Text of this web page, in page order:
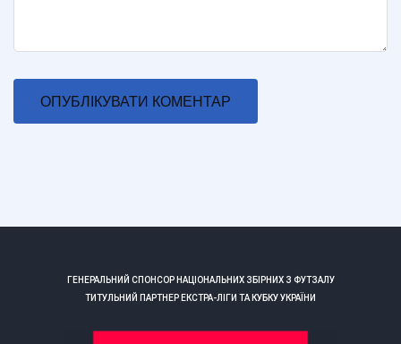
ГЕНЕРАЛЬНИЙ СПОНСОР НАЦІОНАЛЬНИХ ЗБІРНИХ З ФУТЗАЛУ
ТИТУЛЬНИЙ ПАРТНЕР ЕКСТРА-ЛІГИ ТА КУБКУ УКРАЇНИ